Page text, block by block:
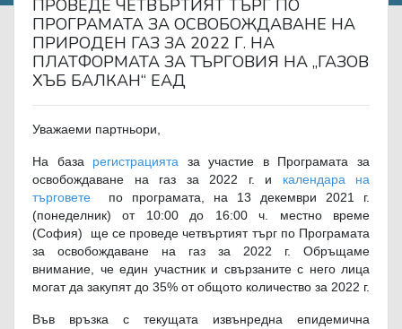
ПРОВЕДЕ ЧЕТВЪРТИЯТ ТЪРГ ПО
ПРОГРАМАТА ЗА ОСВОБОЖДАВАНЕ НА
ПРИРОДЕН ГАЗ ЗА 2022 Г. НА
ПЛАТФОРМАТА ЗА ТЪРГОВИЯ НА „ГАЗОВ
ХЪБ БАЛКАН“ ЕАД
Уважаеми партньори,
На база регистрацията за участие в Програмата за
освобождаване на газ за 2022 г. и календара на
търговете по програмата, на 13 декември 2021 г.
(понеделник) от 10:00 до 16:00 ч. местно време
(София) ще се проведе четвъртият търг по Програмата
за освобождаване на газ за 2022 г. Обръщаме
внимание, че един участник и свързаните с него лица
могат да закупят до 35% от общото количество за 2022 г.
Във връзка с текущата извънредна епидемична